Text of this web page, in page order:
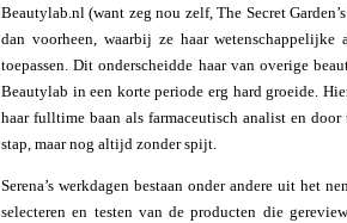
Beautylab.nl (want zeg nou zelf, The Secret
dan voorheen, waarbij ze haar
toepassen. Dit onderscheidde haar van overige
Beautylab in een korte periode erg hard groeide.
haar fulltime baan als farmaceutisch analist en
stap, maar nog altijd zonder spijt.
Serena’s werkdagen bestaan onder andere uit het
selecteren en testen van de producten die